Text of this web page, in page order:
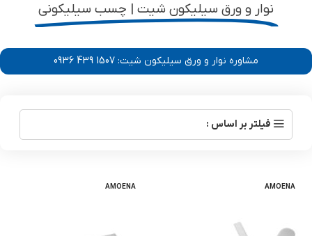
نوار و ورق سیلیکون شیت | چسب سیلیکونی
مشاوره نوار و ورق سیلیکون شیت: 1507 439 0936
فیلتر بر اساس :
AMOENA
AMOENA